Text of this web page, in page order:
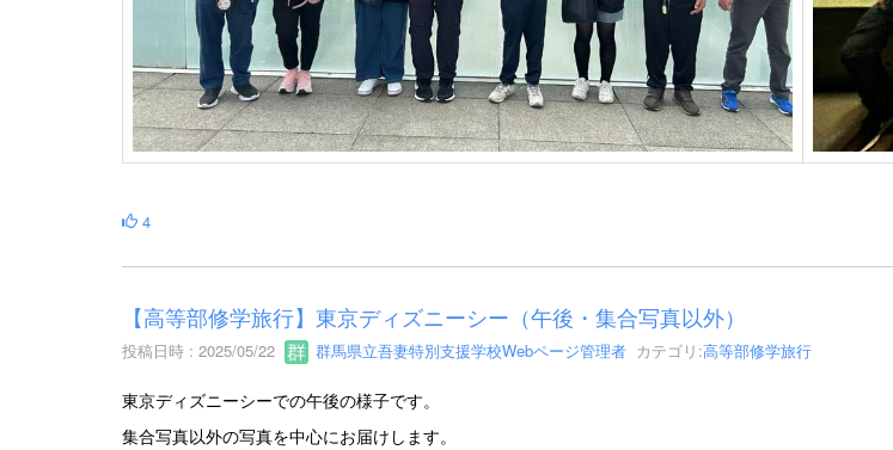
4
【高等部修学旅行】東京ディズニーシー（午後・集合写真以外）
投稿日時 : 2025/05/22 群馬県立吾妻特別支援学校Webページ管理者 カテゴリ:高等部修学旅行
東京ディズニーシーでの午後の様子です。
集合写真以外の写真を中心にお届けします。